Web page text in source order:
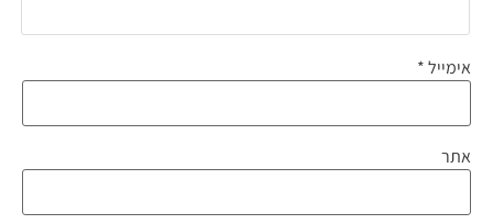
אימייל*
אתר